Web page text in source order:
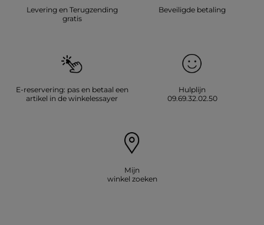
Levering en Terugzending
gratis
Beveiligde betaling
E-reservering: pas en betaal een
artikel in de winkelessayer
Hulplijn
09.69.32.02.50
Mijn
winkel zoeken